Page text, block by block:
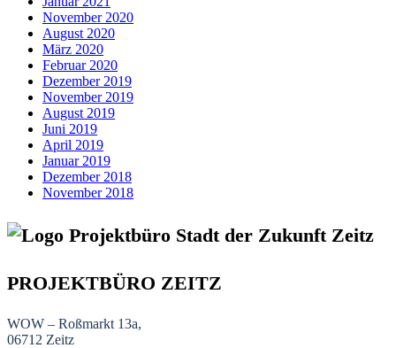
November 2020
August 2020
März 2020
Februar 2020
Dezember 2019
November 2019
August 2019
Juni 2019
April 2019
Januar 2019
Dezember 2018
November 2018
PROJEKTBÜRO ZEITZ
WOW – Roßmarkt 13a,
06712 Zeitz